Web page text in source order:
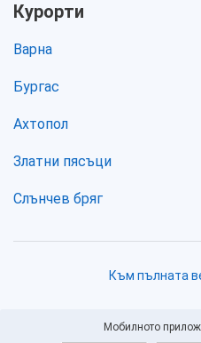
Курорти
Варна
Бургас
Ахтопол
Златни пясъци
Слънчев бряг
Към пълната
Мобилното